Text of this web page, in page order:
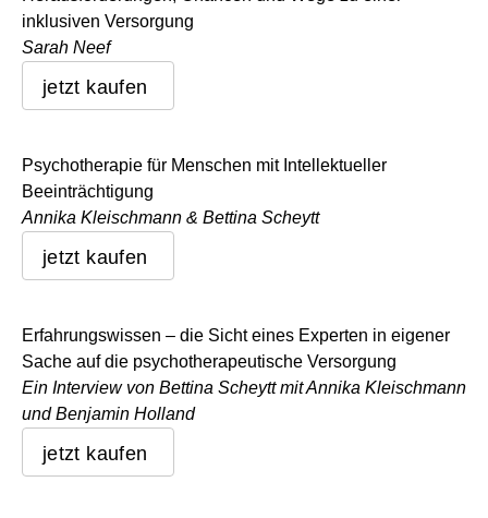
inklusiven Versorgung
Sarah Neef
jetzt kaufen
Psychotherapie für Menschen mit Intellektueller
Beeinträchtigung
Annika Kleischmann & Bettina Scheytt
jetzt kaufen
Erfahrungswissen – die Sicht eines Experten in eigener
Sache auf die psychotherapeutische Versorgung
Ein Interview von Bettina Scheytt mit Annika Kleischmann
und Benjamin Holland
jetzt kaufen